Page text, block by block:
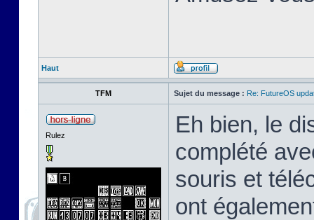
Haut
TFM Sujet du message : Re: FutureOS
Rulez
Eh bien, le
complété
souris et
ont